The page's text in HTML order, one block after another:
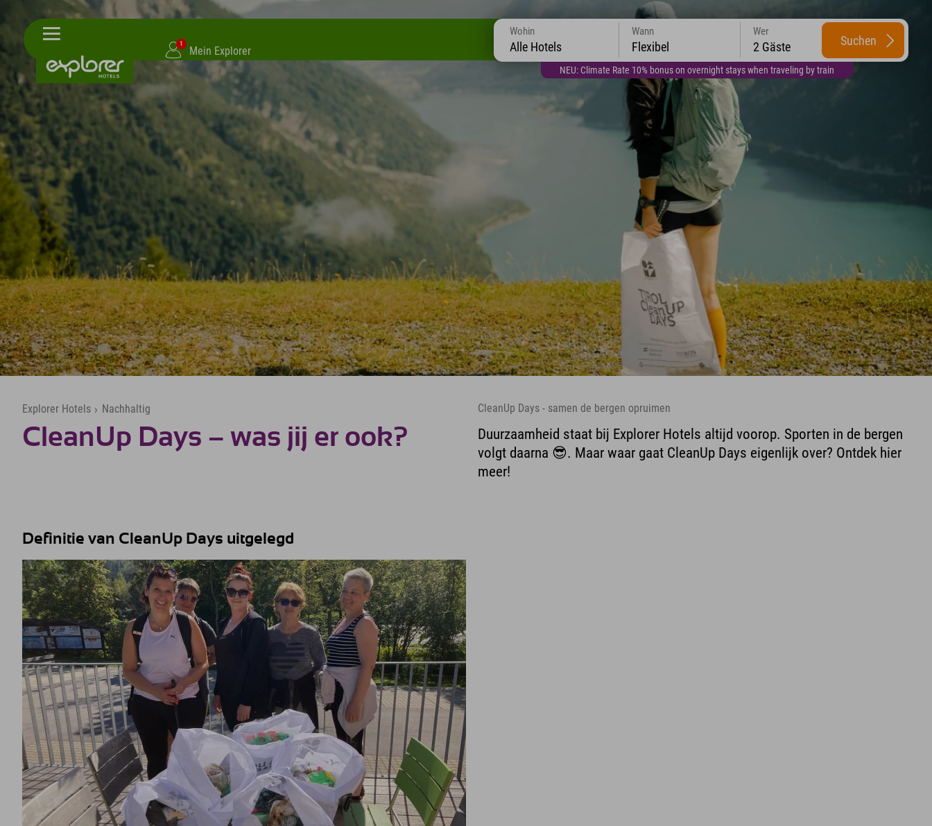
1
Mein Explorer
NEU: Climate Rate 10% bonus on overnight stays when traveling by train
Wohin
Alle Hotels
Wann
Flexibel
Wer
2 Gäste Suchen
Explorer Hotels › Nachhaltig
CleanUp Days – was jij er ook?
CleanUp Days - samen de bergen opruimen
Duurzaamheid staat bij Explorer Hotels altijd voorop. Sporten in de bergen
volgt daarna 😎. Maar waar gaat CleanUp Days eigenlijk over? Ontdek hier
meer!
Definitie van CleanUp Days uitgelegd